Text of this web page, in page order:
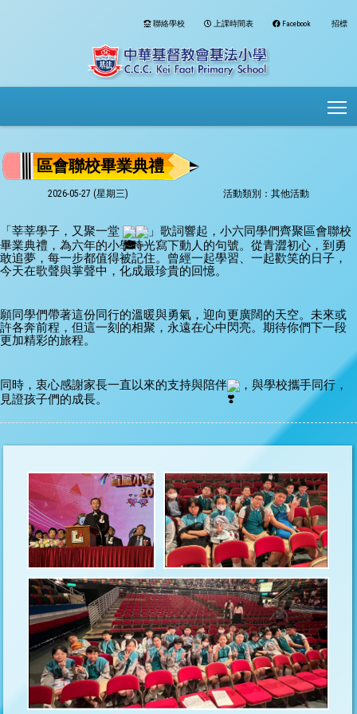
聯絡學校 上課時間表 Facebook 招標
區會聯校畢業典禮
2026-05-27 (星期三) 活動類別：其他活動
「莘莘學子，又聚一堂
」歌詞響起，小六同學們齊聚區會聯校
畢業典禮，為六年的小學時光寫下動人的句號。從青澀初心，到勇
敢追夢，每一步都值得被記住。曾經一起學習、一起歡笑的日子，
今天在歌聲與掌聲中，化成最珍貴的回憶。
願同學們帶著這份同行的溫暖與勇氣，迎向更廣闊的天空。未來或
許各奔前程，但這一刻的相聚，永遠在心中閃亮。期待你們下一段
更加精彩的旅程。
同時，衷心感謝家長一直以來的支持與陪伴
，與學校攜手同行，
見證孩子們的成長。